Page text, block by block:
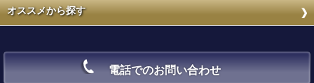
オススメから探す
電話でのお問い合わせ